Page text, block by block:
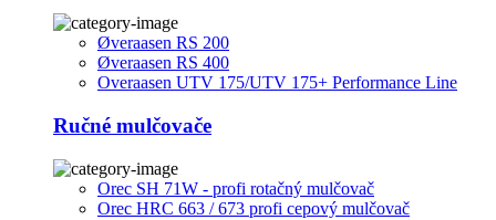
Øveraasen RS 200
Øveraasen RS 400
Overaasen UTV 175/UTV 175+ Performance Line
Ručné mulčovače
Orec SH 71W - profi rotačný mulčovač
Orec HRC 663 / 673 profi cepový mulčovač